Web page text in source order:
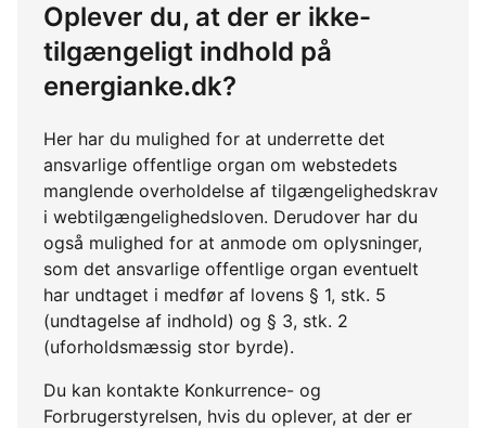
Oplever du, at der er ikke-
tilgængeligt indhold på
energianke.dk?
Her har du mulighed for at underrette det
ansvarlige offentlige organ om webstedets
manglende overholdelse af tilgængelighedskrav
i webtilgængelighedsloven. Derudover har du
også mulighed for at anmode om oplysninger,
som det ansvarlige offentlige organ eventuelt
har undtaget i medfør af lovens § 1, stk. 5
(undtagelse af indhold) og § 3, stk. 2
(uforholdsmæssig stor byrde).
Du kan kontakte Konkurrence- og
Forbrugerstyrelsen, hvis du oplever, at der er